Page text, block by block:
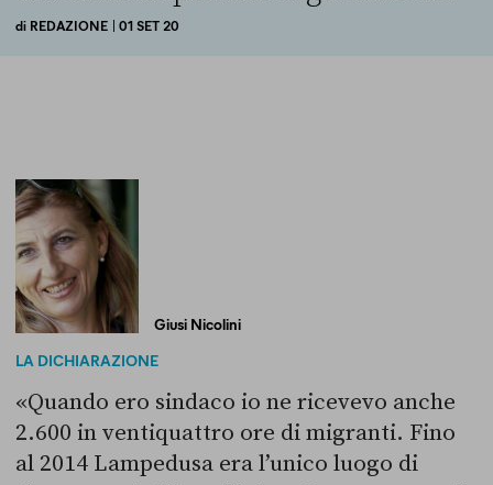
di REDAZIONE | 01 SET 20
Giusi Nicolini
LA DICHIARAZIONE
«Quando ero sindaco io ne ricevevo anche
2.600 in ventiquattro ore di migranti. Fino
al 2014 Lampedusa era l’unico luogo di